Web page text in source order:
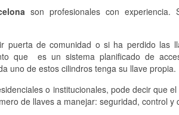
son profesionales con
puerta de comunidad o si ha perdido las
que es un sistema planificado de
uno de estos cilindros tenga su llave propia.
o institucionales, pode decir que
de llaves a manejar: seguridad, control y